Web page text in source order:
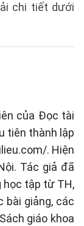
chi tiết dưới
của Đọc tài
tiên thành lập
. Hiện
Tác giả đã
học tập từ TH,
bài giảng, các
giáo khoa